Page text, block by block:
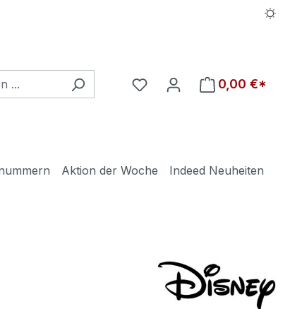
Du hast 0 Produkte auf
0,00 €*
Aktion der Woche
Indeed Neuheiten